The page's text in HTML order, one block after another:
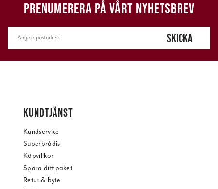
PRENUMERERA PÅ VÅRT NYHETSBREV
SKICKA
KUNDTJÄNST
Kundservice
Superbrådis
Köpvillkor
Spåra ditt paket
Retur & byte